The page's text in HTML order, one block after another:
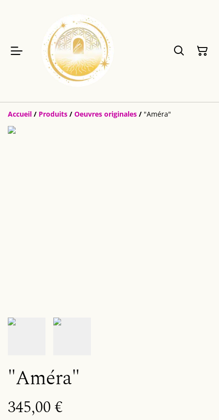
Accueil / Produits / Oeuvres originales / "Améra"
"Améra"
345,00 €